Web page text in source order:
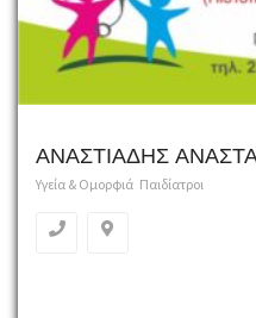
ΑΝΑΣΤΙΑΔΗΣ
Υγεία & Ομορφιά Παιδίατροι